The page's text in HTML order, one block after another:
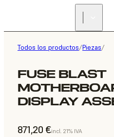
Todos los productos/Piezas/
FUSE BLAST
DISPLAY
871,20 €incl. 21% IVA